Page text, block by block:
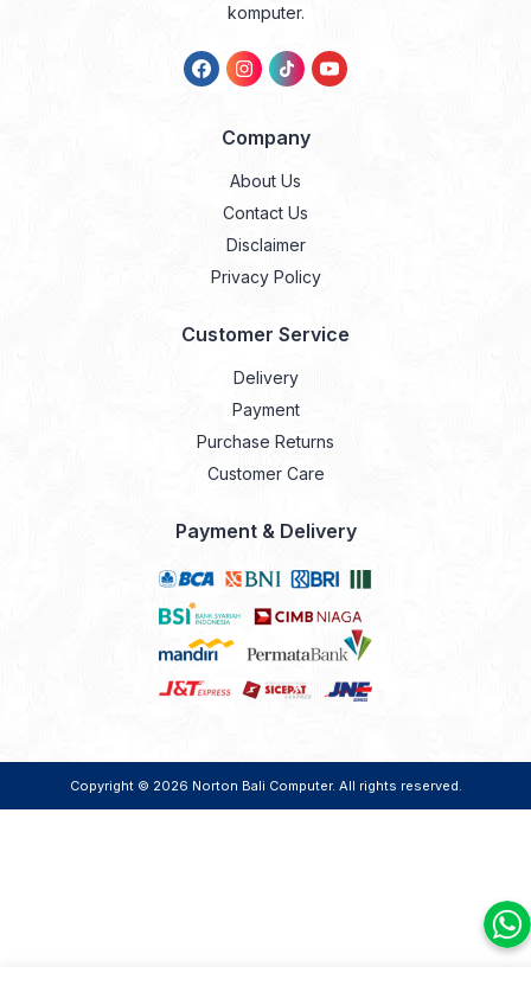
komputer.
Company
About Us
Contact Us
Disclaimer
Privacy Policy
Customer Service
Delivery
Payment
Purchase Returns
Customer Care
Payment & Delivery
Copyright © 2026 Norton Bali Computer. All rights reserved.